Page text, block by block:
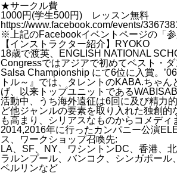
★サークル費
1000円(学生500円) レッスン無料
https://www.facebook.com/events/
※上記のFacebookイベントページの「参
【インストラクター紹介】RYOKO
18歳で渡英、ENGLISH NATIONAL
Congressではアジアで初めてベスト・
Salsa Championship にて6位に入賞。
トル～』では、タレントのKABA.ちゃ
げ、以来トップユニットである
活動中、うち海外遠征は6回に及び精力
ど他ジャンルの要素を取り入れた独創
も高まり、シリアスなものからコメディ
2014,2016年に行ったカンパニー公演
ス、ワークショップ召喚先:
LA、SF、NY、ワシントンDC、香港、
ラルンプール、バンコク、シンガポール
ベルリンなど